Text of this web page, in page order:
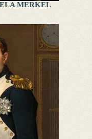
MERKEL